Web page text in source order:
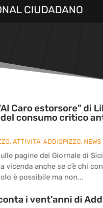
CIUDADANO
Caro estorsore” di
consumo critico
, ATTIVITA' ADDIOPIZZO, NEWS
pagine del Giornale di
vicenda anche se c’è chi
è possibile ma non...
i vent’anni di